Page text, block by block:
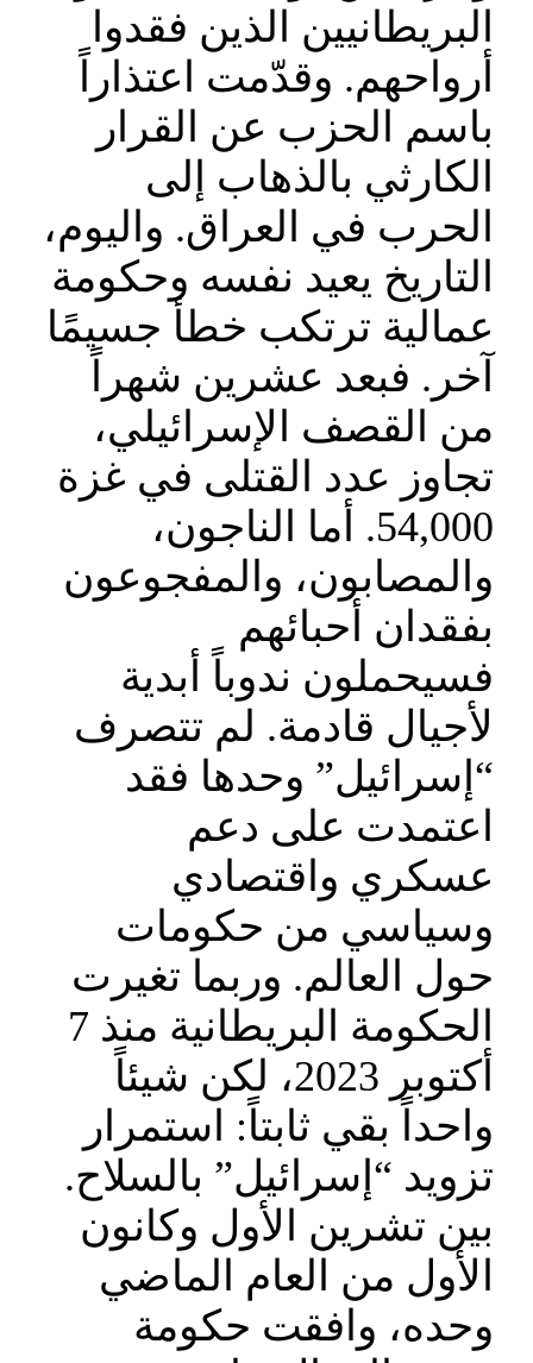
البريطانيين الذين فقدوا
أرواحهم. وقدّمت اعتذاراً
باسم الحزب عن القرار
الكارثي بالذهاب إلى
الحرب في العراق. واليوم،
التاريخ يعيد نفسه وحكومة
عمالية ترتكب خطأ جسيمًا
آخر. فبعد عشرين شهراً
من القصف الإسرائيلي،
تجاوز عدد القتلى في غزة
54,000. أما الناجون،
والمصابون، والمفجوعون
بفقدان أحبائهم
فسيحملون ندوباً أبدية
لأجيال قادمة. لم تتصرف
“إسرائيل” وحدها فقد
اعتمدت على دعم
عسكري واقتصادي
وسياسي من حكومات
حول العالم. وربما تغيرت
الحكومة البريطانية منذ 7
أكتوبر 2023، لكن شيئاً
واحداً بقي ثابتاً: استمرار
تزويد “إسرائيل” بالسلاح.
بين تشرين الأول وكانون
الأول من العام الماضي
وحده، وافقت حكومة